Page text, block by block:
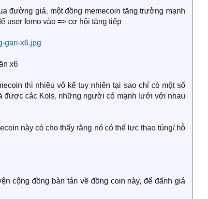
đường giá, một đồng memecoin tăng trưởng mạnh
user fomo vào => cơ hội tăng tiếp
x6
thì nhiều vô kể tuy nhiên tại sao chỉ có một số
được các Kols, những người có mạnh lưới với nhau
này có cho thấy rằng nó có thế lực thao túng/ hỗ
cộng đồng bàn tán về đồng coin này, để đấnh giá